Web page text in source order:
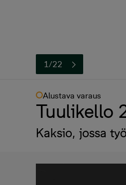
1/22
Alustava varaus
Tuulikello
Kaksio, jossa